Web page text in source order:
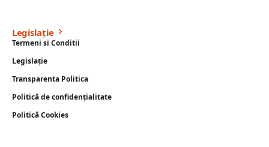
Legislație
Termeni si Conditii
Legislație
Transparenta Politica
Politică de confidențialitate
Politică Cookies